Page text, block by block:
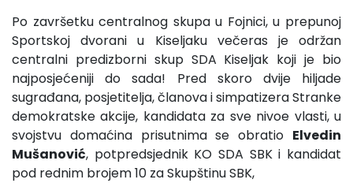
Po završetku centralnog skupa u Fojnici, u prepunoj
Sportskoj dvorani u Kiseljaku večeras je održan
centralni predizborni skup SDA Kiseljak koji je bio
najposjećeniji do sada! Pred skoro dvije hiljade
sugrađana, posjetitelja, članova i simpatizera Stranke
demokratske akcije, kandidata za sve nivoe vlasti, u
svojstvu domaćina prisutnima se obratio Elvedin
Mušanović, potpredsjednik KO SDA SBK i kandidat
pod rednim brojem 10 za Skupštinu SBK,